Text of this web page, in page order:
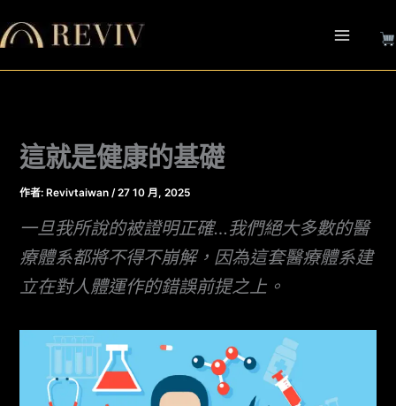
至
主
要
這就是健康的基礎
作者: Revivtaiwan/27 10 月, 2025
一旦我所說的被證明正確…我們絕大多數的醫
療體系都將不得不崩解，因為這套醫療體系建
立在對人體運作的錯誤前提之上。